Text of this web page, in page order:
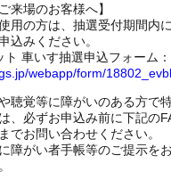
来場のお客様へ】
用の方は、抽選受付期間内
込みください。
ト 車いす抽選申込フォーム：
webapp/form/
聴覚等に障がいのある方で
、必ずお申込み前に下記の
でお問い合わせください。
障がい者手帳等のご提示を